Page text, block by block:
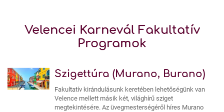
Velencei Karnevál Fakultatív
Programok
Szigettúra (Murano, Burano)
Fakultatív kirándulásunk keretében lehetőségünk van
Velence mellett másik két, világhírű sziget
megtekintésére. Az üvegmesterségéről híres Murano